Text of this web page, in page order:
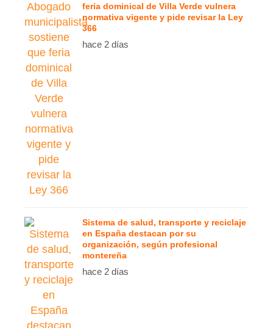
feria dominical de Villa Verde vulnera
normativa vigente y pide revisar la Ley
366
hace 2 días
Sistema de salud, transporte y reciclaje
en España destacan por su
organización, según profesional
montereña
hace 2 días